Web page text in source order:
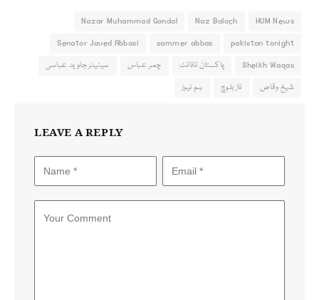
HUM News
Naz Baloch
Nazar Muhammad Gondal
pakistan tonight
sammer abbas
Senator Javed Abbasi
Sheikh Waqas
پاکستان ٹانائٹ چمر عباس
سینیٹر جاوید عباسی
شیخ وقاص
ناز بلوچ ہم نیوز
LEAVE A REPLY